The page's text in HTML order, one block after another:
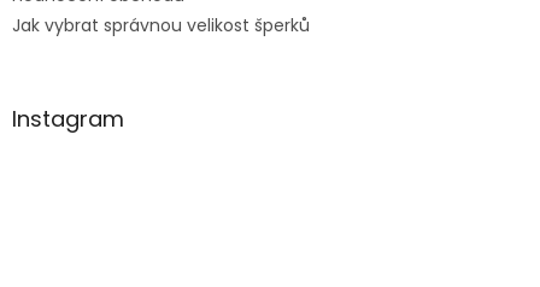
Jak vybrat správnou velikost šperků
Instagram